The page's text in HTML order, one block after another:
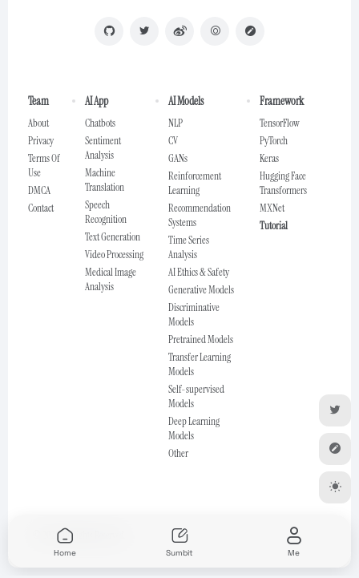
Team
About
Privacy
Terms Of
Use
DMCA
Contact
AI App
Chatbots
Sentiment
Analysis
Machine
Translation
Speech
Recognition
Text Generation
Video Processing
Medical Image
Analysis
AI Models
NLP
CV
GANs
Reinforcement
Learning
Recommendation
Systems
Time Series
Analysis
AI Ethics & Safety
Generative Models
Discriminative
Models
Pretrained Models
Transfer Learning
Models
Self-supervised
Models
Deep Learning
Models
Other
Framework
TensorFlow
PyTorch
Keras
Hugging Face
Transformers
MXNet
Tutorial
© 2025 All Rights Reserved.
Home Sumbit Me